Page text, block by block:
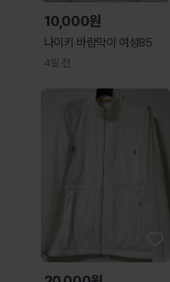
10,000원
나이키 바람막이 여성85
4일 전